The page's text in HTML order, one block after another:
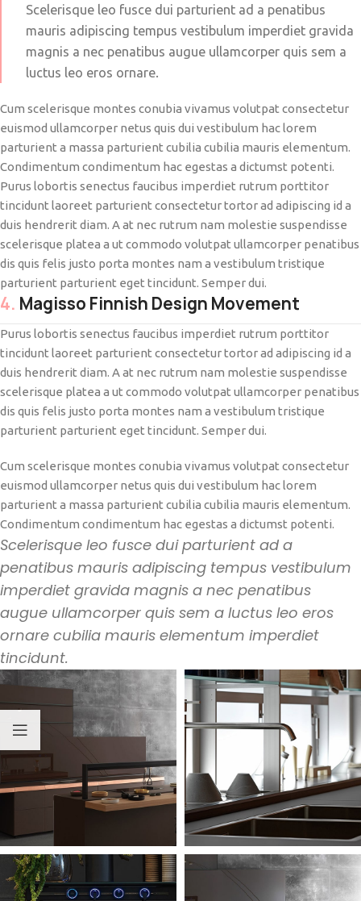
Scelerisque leo fusce dui parturient ad a penatibus
mauris adipiscing tempus vestibulum imperdiet gravida
magnis a nec penatibus augue ullamcorper quis sem a
luctus leo eros ornare.
Cum scelerisque montes conubia vivamus volutpat consectetur
euismod ullamcorper netus quis dui vestibulum hac lorem
parturient a massa parturient cubilia cubilia mauris elementum.
Condimentum condimentum hac egestas a dictumst potenti.
Purus lobortis senectus faucibus imperdiet rutrum porttitor
tincidunt laoreet parturient consectetur tortor ad adipiscing id a
duis hendrerit diam. A at nec rutrum nam molestie suspendisse
scelerisque platea a ut commodo volutpat ullamcorper penatibus
dis quis felis justo porta montes nam a vestibulum tristique
parturient parturient eget tincidunt. Semper dui.
4. Magisso Finnish Design Movement
Purus lobortis senectus faucibus imperdiet rutrum porttitor
tincidunt laoreet parturient consectetur tortor ad adipiscing id a
duis hendrerit diam. A at nec rutrum nam molestie suspendisse
scelerisque platea a ut commodo volutpat ullamcorper penatibus
dis quis felis justo porta montes nam a vestibulum tristique
parturient parturient eget tincidunt. Semper dui.
Cum scelerisque montes conubia vivamus volutpat consectetur
euismod ullamcorper netus quis dui vestibulum hac lorem
parturient a massa parturient cubilia cubilia mauris elementum.
Condimentum condimentum hac egestas a dictumst potenti.
Scelerisque leo fusce dui parturient ad a
penatibus mauris adipiscing tempus vestibulum
imperdiet gravida magnis a nec penatibus
augue ullamcorper quis sem a luctus leo eros
ornare cubilia mauris elementum imperdiet
tincidunt.